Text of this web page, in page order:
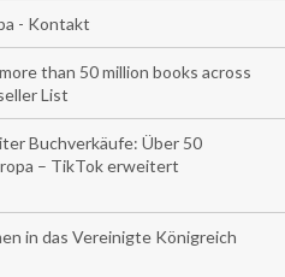
- Kontakt
than 50 million books across
List
Buchverkäufe: Über 50
– TikTok erweitert
in das Vereinigte Königreich